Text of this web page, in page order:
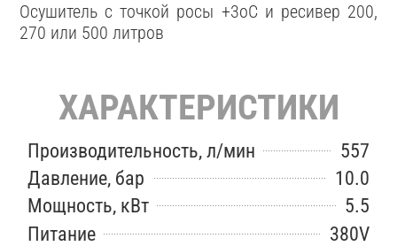
Осушитель с точкой росы +3oС и ресивер 200,
270 или 500 литров
ХАРАКТЕРИСТИКИ
Производительность, л/мин
557
Давление, бар
10.0
Мощность, кВт
5.5
Питание
380V